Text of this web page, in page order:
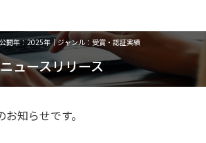
公開年：2025年｜ジャンル：受賞・認証実績
ニュースリリース
知らせです。